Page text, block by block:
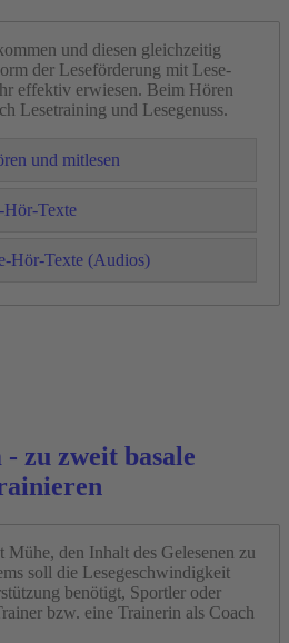
und diesen gleichzeitig
der Leseförderung mit Lese-
effektiv erwiesen. Beim Hören
Lesetraining und Lesegenuss.
und mitlesen
Hör-Texte
Hör-Texte (Audios)
zu zweit basale
Mühe, den Inhalt des Gelesenen zu
soll die Lesegeschwindigkeit
benötigt, Sportler oder
bzw. eine Trainerin als Coach